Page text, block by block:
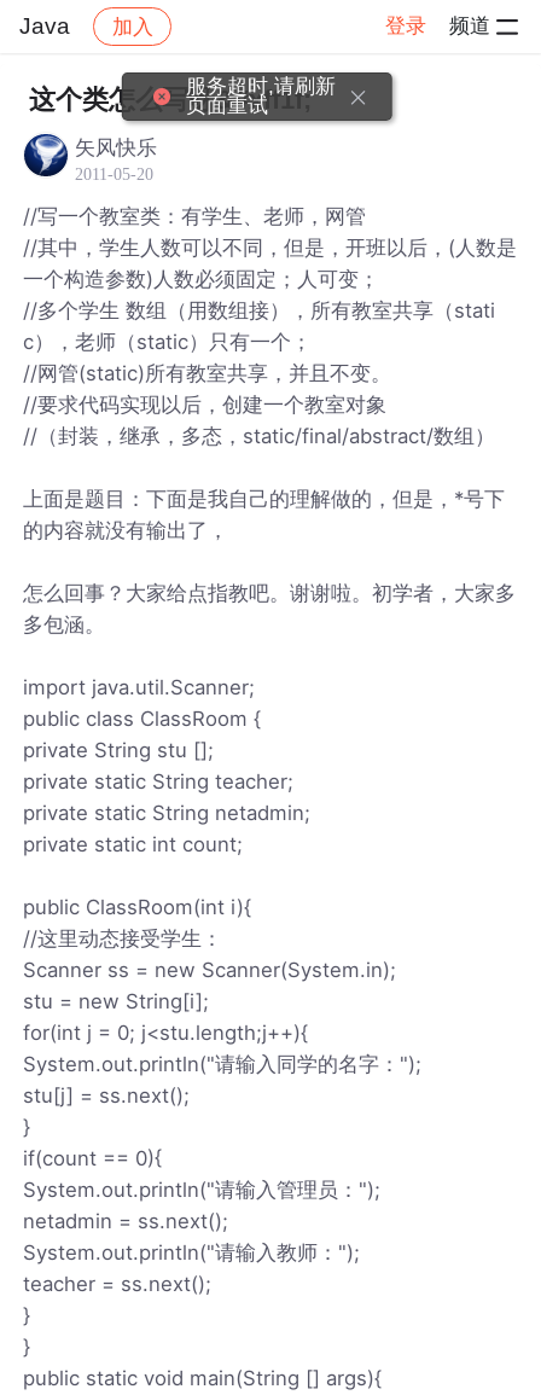
Java 加入 登录 频道
社区 Java 帖子详情
这个类怎么写呀&#xff1f;
矢风快乐
2011-05-20
//写一个教室类：有学生、老师，网管
//其中，学生人数可以不同，但是，开班以后，(人数是
一个构造参数)人数必须固定；人可变；
//多个学生 数组（用数组接），所有教室共享（stati
c），老师（static）只有一个；
//网管(static)所有教室共享，并且不变。
//要求代码实现以后，创建一个教室对象
//（封装，继承，多态，static/final/abstract/数组）
上面是题目：下面是我自己的理解做的，但是，*号下
的内容就没有输出了，
怎么回事？大家给点指教吧。谢谢啦。初学者，大家多
多包涵。
import java.util.Scanner;
public class ClassRoom {
private String stu [];
private static String teacher;
private static String netadmin;
private static int count;
public ClassRoom(int i){
//这里动态接受学生：
Scanner ss = new Scanner(System.in);
stu = new String[i];
for(int j = 0; j<stu.length;j++){
System.out.println("请输入同学的名字：");
stu[j] = ss.next();
}
if(count == 0){
System.out.println("请输入管理员：");
netadmin = ss.next();
System.out.println("请输入教师：");
teacher = ss.next();
}
}
public static void main(String [] args){
服务超时,请刷新
页面重试